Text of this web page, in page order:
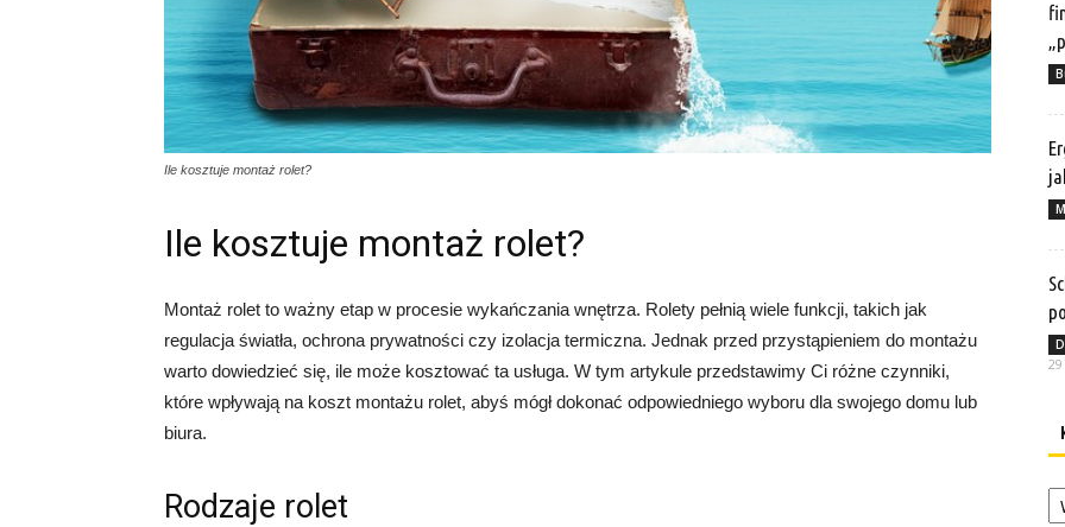
Ile kosztuje montaż rolet?
Ile kosztuje montaż rolet?
Montaż rolet to ważny etap w procesie wykańczania wnętrza. Rolety pełnią wiele funkcji, takich jak
regulacja światła, ochrona prywatności czy izolacja termiczna. Jednak przed przystąpieniem do montażu
warto dowiedzieć się, ile może kosztować ta usługa. W tym artykule przedstawimy Ci różne czynniki,
które wpływają na koszt montażu rolet, abyś mógł dokonać odpowiedniego wyboru dla swojego domu lub
biura.
Rodzaje rolet